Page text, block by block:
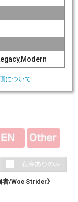
について
者/Woe Strider》